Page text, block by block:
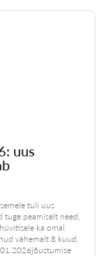
uus
tuli uus
tuge peamiselt need,
ka omal
vähemalt 8 kuud.